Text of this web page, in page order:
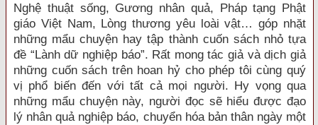
Nghệ thuật sống, Gương nhân quả, Pháp tạng Phật
giáo Việt Nam, Lòng thương yêu loài vật… góp nhặt
những mẩu chuyện hay tập thành cuốn sách nhỏ tựa
đề “Lành dữ nghiệp báo”. Rất mong tác giả và dịch giả
những cuốn sách trên hoan hỷ cho phép tôi cùng quý
vị phổ biến đến với tất cả mọi người. Hy vọng qua
những mẩu chuyện này, người đọc sẽ hiểu được đạo
lý nhân quả nghiệp báo, chuyển hóa bản thân ngày một